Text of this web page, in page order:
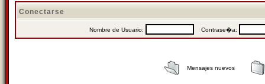
Conectarse
Nombre de Usuario: Contrase�a:
Mensajes nuevos